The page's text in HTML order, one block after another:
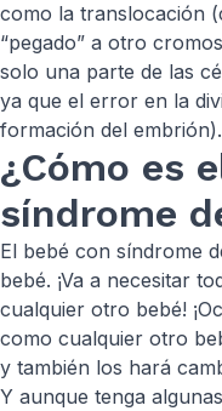
como la translocación
“pegado” a otro
solo una parte de las
ya que el error en la
formación del embrión).
¿Cómo es
síndrome
El bebé con síndrome
bebé. ¡Va a necesitar
cualquier otro bebé!
como cualquier otro
y también los hará
Y aunque tenga